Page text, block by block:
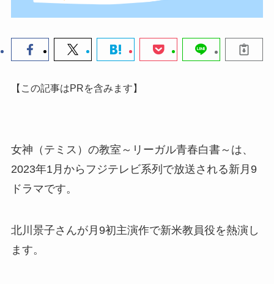
【この記事はPRを含みます】
女神（テミス）の教室～リーガル青春白書～は、
2023年1月からフジテレビ系列で放送される新月9
ドラマです。
北川景子さんが月9初主演作で新米教員役を熱演し
ます。